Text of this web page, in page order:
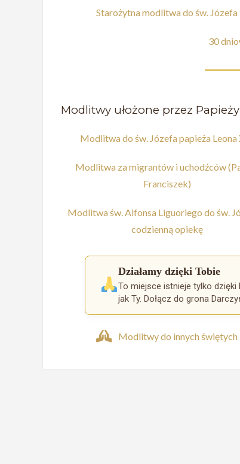
Starożytna modlitwa do św. Józefa
30
Modlitwy ułożone przez
Modlitwa do św. Józefa papieża Leona
Modlitwa za migrantów i uchodźców
Franciszek)
Modlitwa św. Alfonsa Liguoriego do św.
codzienną opiekę
Działamy dzięki Tobie
To miejsce istnieje tylko
jak Ty. Dołącz do grona
Modlitwy do innych świętych